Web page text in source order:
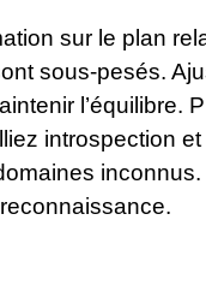
sur le plan
sous-pesés.
l’équilibre.
introspection